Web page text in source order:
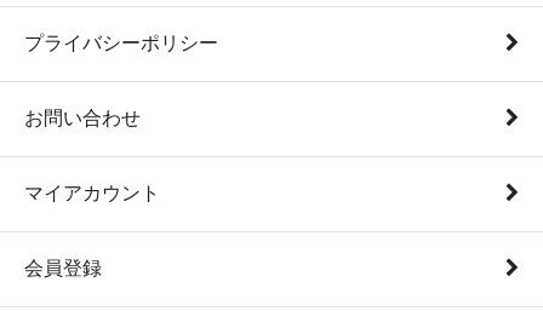
プライバシーポリシー
お問い合わせ
マイアカウント
会員登録